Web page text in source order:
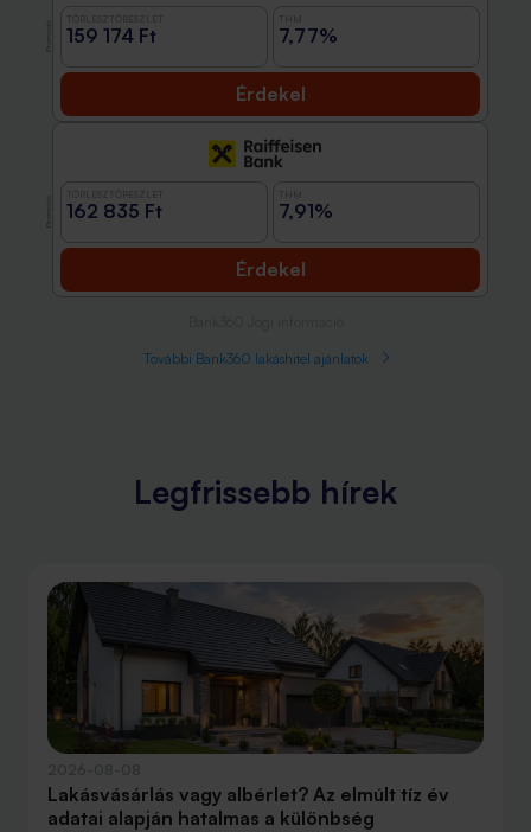
159 174 Ft 7,77%
Érdekel
162 835 Ft 7,91%
Érdekel
További Bank360 lakáshitel ajánlatok
Legfrissebb hírek
Lakásvásárlás vagy albérlet? Az elmúlt tíz év
adatai alapján hatalmas a különbség